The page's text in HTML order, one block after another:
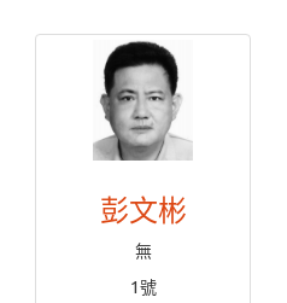
彭文彬
無
1號